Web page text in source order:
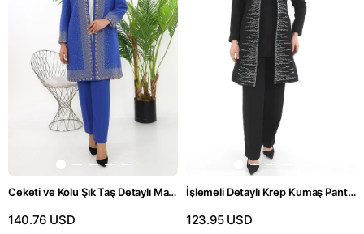
Ceketi ve Kolu Şık Taş Detaylı Mavi Üçlü Pantolonlu Takım
140.76 USD
İşlemeli Detaylı Krep Kumaş Pantolonlu Siyah Üçlü Takım
123.95 USD